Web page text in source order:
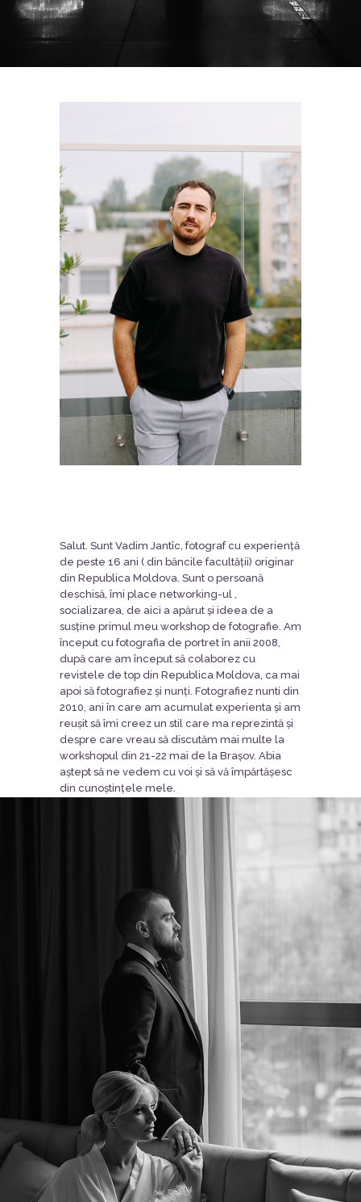
Salut. Sunt Vadim Jantîc, fotograf cu experiență
de peste 16 ani ( din băncile facultății) originar
din Republica Moldova. Sunt o persoană
deschisă, îmi place networking-ul ,
socializarea, de aici a apărut și ideea de a
susține primul meu workshop de fotografie. Am
început cu fotografia de portret în anii 2008,
după care am început să colaborez cu
revistele de top din Republica Moldova, ca mai
apoi să fotografiez și nunți. Fotografiez nunti din
2010, ani în care am acumulat experienta și am
reușit să îmi creez un stil care ma reprezintă și
despre care vreau să discutăm mai multe la
workshopul din 21-22 mai de la Brașov. Abia
aștept să ne vedem cu voi și să vă împărtășesc
din cunoștințele mele.